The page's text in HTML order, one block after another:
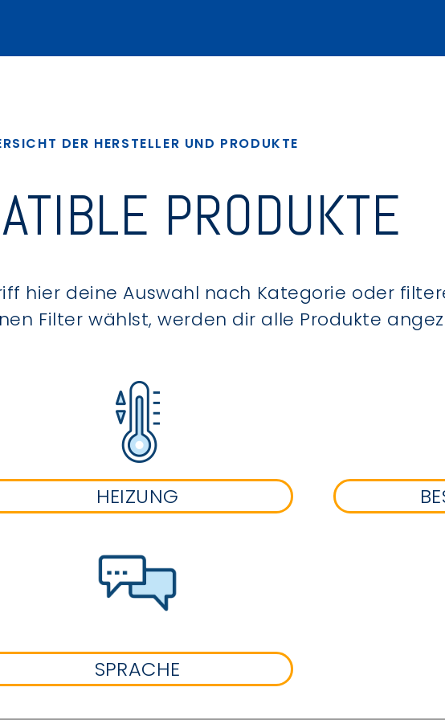
DER HERSTELLER UND PRODUKTE
PRODUKTE
hier deine Auswahl nach Kategorie oder
Filter wählst, werden dir alle Produkte
HEIZUNG
SPRACHE